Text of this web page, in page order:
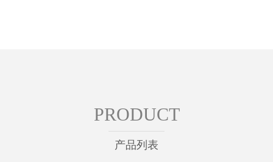
PRODUCT
产品列表